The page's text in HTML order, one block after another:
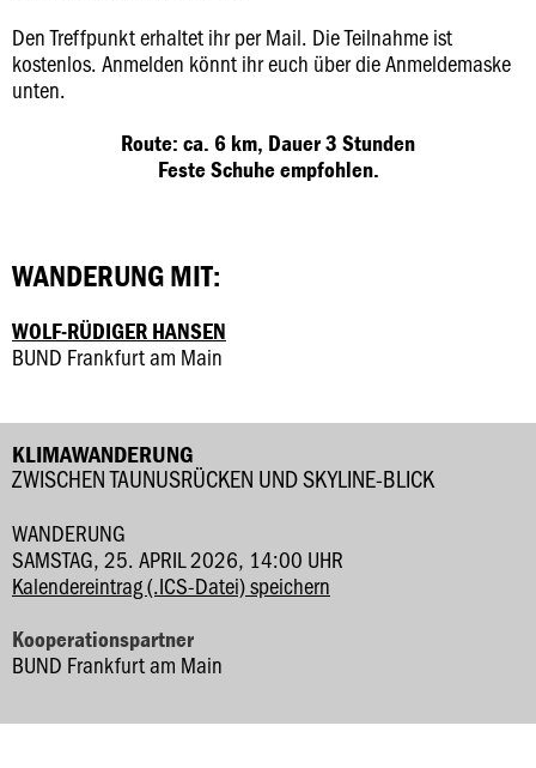
Den Treffpunkt erhaltet ihr per Mail. Die Teilnahme ist
kostenlos. Anmelden könnt ihr euch über die Anmeldemaske
unten.
Route: ca. 6 km, Dauer 3 Stunden
Feste Schuhe empfohlen.
WANDERUNG MIT:
WOLF-RÜDIGER HANSEN
BUND Frankfurt am Main
KLIMAWANDERUNG
ZWISCHEN TAUNUSRÜCKEN UND SKYLINE-BLICK
WANDERUNG
SAMSTAG, 25. APRIL 2026, 14:00 UHR
Kalendereintrag (.ICS-Datei) speichern
Kooperationspartner
BUND Frankfurt am Main